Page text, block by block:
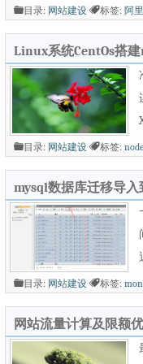
目录: 网站建设 标签: 阿
Linux系统CentOs搭
目录: 网站建设 标签:
mysql数据库迁移导
目录: 网站建设 标签:
网站流量计算及限额